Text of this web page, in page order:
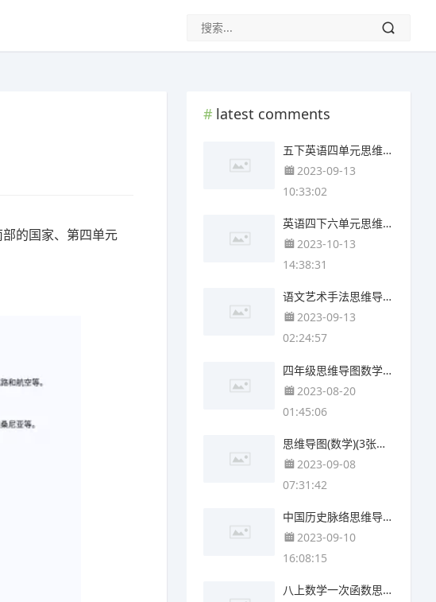
的国家、第四单元
latest comments
五下英语四单元思维导图(3张精选版)
2023-09-13
10:33:02
英语四下六单元思维导图(4张可下载)
2023-10-13
14:38:31
语文艺术手法思维导图(4个高清晰可打印)
2023-09-13
02:24:57
四年级思维导图数学第二单元(4张精选版)
2023-08-20
01:45:06
思维导图(数学)(3张值得收藏)
2023-09-08
07:31:42
中国历史脉络思维导图(5张可打印)
2023-09-10
16:08:15
八上数学一次函数思维导图(3张可下载)